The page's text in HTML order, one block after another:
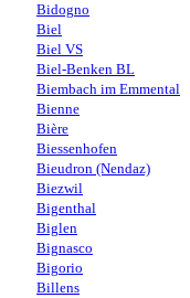
Bidogno
Biel
Biel VS
Biel-Benken BL
Biembach im Emmental
Bienne
Bière
Biessenhofen
Bieudron (Nendaz)
Biezwil
Bigenthal
Biglen
Bignasco
Bigorio
Billens